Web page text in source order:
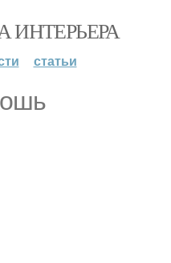
ИНТЕРЬЕРА
статьи